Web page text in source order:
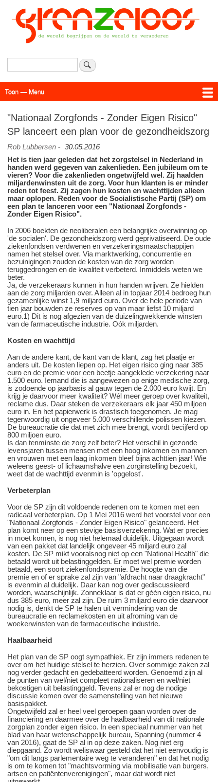
Overslaan
en
naar
de
Zoeken
Menu
Toon — Menu
"Nationaal Zorgfonds - Zonder Eigen Risico"
SP lanceert een plan voor de gezondheidszorg
Rob Lubbersen - 30.05.2016
Het is tien jaar geleden dat het zorgstelsel in Nederland in
handen werd gegeven van zakenlieden. Een jubileum om te
vieren? Voor die zakenlieden ongetwijfeld wel. Zij haalden
miljardenwinsten uit de zorg. Voor hun klanten is er minder
reden tot feest. Zij zagen hun kosten en wachttijden alleen
maar oplopen. Reden voor de Socialistische Partij (SP) om
een plan te lanceren voor een "Nationaal Zorgfonds -
Zonder Eigen Risico".
In 2006 boekten de neoliberalen een belangrijke overwinning op
'de socialen'. De gezondheidszorg werd geprivatiseerd. De oude
ziekenfondsen verdwenen en verzekeringsmaatschappijen
namen het stelsel over. Via marktwerking, concurrentie en
bezuinigingen zouden de kosten van de zorg worden
teruggedrongen en de kwaliteit verbeterd. Inmiddels weten we
beter.
Ja, de verzekeraars kunnen in hun handen wrijven. Ze hielden
aan de zorg miljarden over. Alleen al in topjaar 2014 bedroeg hun
gezamenlijke winst 1,9 miljard euro. Over de hele periode van
tien jaar bouwden ze reserves op van maar liefst 10 miljard
euro.1) Dit is nog afgezien van de duizelingwekkende winsten
van de farmaceutische industrie. Oók miljarden.
Kosten en wachttijd
Aan de andere kant, de kant van de klant, zag het plaatje er
anders uit. De kosten liepen op. Het eigen risico ging naar 385
euro en de premie voor een beetje aangeklede verzekering naar
1.500 euro. Iemand die is aangewezen op enige medische zorg,
is zodoende op jaarbasis al gauw tegen de 2.000 euro kwijt. En
krijg je daarvoor meer kwaliteit? Wél meer geroep over kwaliteit,
reclame dus. Daar steken de verzekeraars elk jaar 450 miljoen
euro in. En het papierwerk is drastisch toegenomen. Je mag
tegenwoordig uit ongeveer 5.000 verschillende polissen kiezen.
De bureaucratie die dat met zich mee brengt, wordt becijferd op
800 miljoen euro.
Is dan tenminste de zorg zelf beter? Het verschil in gezonde
levensjaren tussen mensen met een hoog inkomen en mannen
en vrouwen met een laag inkomen bleef bijna achttien jaar! Wie
weleens geest- of lichaamshalve een zorginstelling bezoekt,
weet dat de wachttijd evenmin is 'opgelost'.
Verbeterplan
Voor de SP zijn dit voldoende redenen om te komen met een
radicaal verbeterplan. Op 1 Mei 2016 werd het voorstel voor een
"Nationaal Zorgfonds - Zonder Eigen Risico" gelanceerd. Het
plan komt neer op een stevige basisverzekering. Wat er precies
in moet komen, is nog niet helemaal duidelijk. Uitgegaan wordt
van een pakket dat landelijk ongeveer 45 miljard euro zal
kosten. De SP mikt vooralsnog niet op een "National Health" die
betaald wordt uit belastinggelden. Er moet wel premie worden
betaald, een soort ziekenfondspremie. De hoogte van die
premie en of er sprake zal zijn van "afdracht naar draagkracht"
is evenmin al duidelijk. Daar kan nog over gediscussieerd
worden, waarschijnlijk. Zonneklaar is dat er géén eigen risico, nu
dus 385 euro, meer zal zijn. De ruim 3 miljard euro die daarvoor
nodig is, denkt de SP te halen uit vermindering van de
bureaucratie en reclamekosten en uit afroming van de
woekerwinsten van de farmaceutische industrie.
Haalbaarheid
Het plan van de SP oogt sympathiek. Er zijn immers redenen te
over om het huidige stelsel te herzien. Over sommige zaken zal
nog verder gedacht en gedebatteerd worden. Genoemd zijn al
de punten van wel/niet compleet nationaliseren en wel/niet
bekostigen uit belastinggeld. Tevens zal er nog de nodige
discussie komen over de samenstelling van het nieuwe
basispakket.
Ongetwijfeld zal er heel veel geroepen gaan worden over de
financiering en daarmee over de haalbaarheid van dit nationale
zorgplan zonder eigen risico. In een speciaal nummer van het
blad van haar wetenschappelijk bureau, Spanning (nummer 4
van 2016), gaat de SP al in op deze zaken. Nog niet erg
diepgaand. Zo wordt weliswaar gesteld dat het niet eenvoudig is
"om dit langs parlementaire weg te veranderen" en dat het nodig
is om te komen tot "machtsvorming via mobilisatie van burgers,
artsen en patiëntenverenigingen", maar dat wordt niet